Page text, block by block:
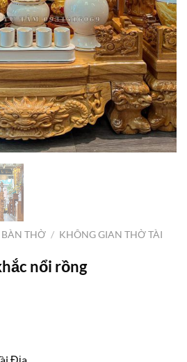
BÀN THỜ / KHÔNG GIAN THỜ TÀI
nổi rồng
Địa